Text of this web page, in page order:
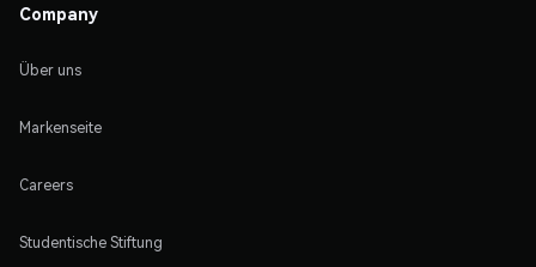
Company
Über uns
Markenseite
Careers
Studentische Stiftung